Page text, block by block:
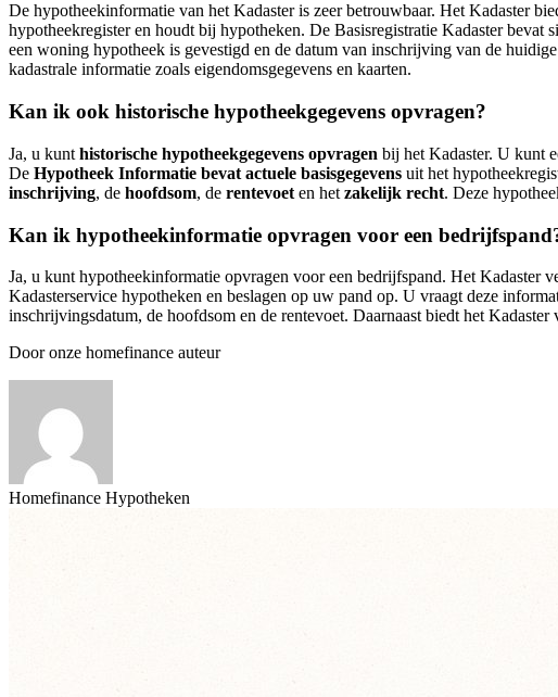
De hypotheekinformatie van het Kadaster is zeer betrouwbaar. Het Kadaster
hypotheekregister en houdt bij hypotheken. De Basisregistratie Kadaster
een woning hypotheek is gevestigd en de datum van inschrijving van de
kadastrale informatie zoals eigendomsgegevens en kaarten.
Kan ik ook historische hypotheekgegevens opvragen?
Ja, u kunt historische hypotheekgegevens opvragen bij het Kadaster. U kunt
De Hypotheek Informatie bevat actuele basisgegevens uit het
inschrijving, de hoofdsom, de rentevoet en het zakelijk recht. Deze
Kan ik hypotheekinformatie opvragen voor een
Ja, u kunt hypotheekinformatie opvragen voor een bedrijfspand. Het Kadaster
Kadasterservice hypotheken en beslagen op uw pand op. U vraagt deze
inschrijvingsdatum, de hoofdsom en de rentevoet. Daarnaast biedt het
Door onze homefinance auteur
Homefinance Hypotheken